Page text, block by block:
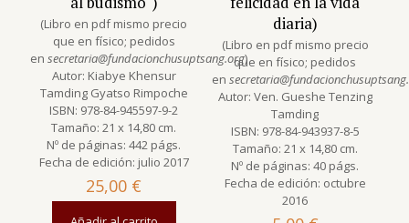
(Libro en pdf mismo precio
que en físico; pedidos
en secretaria@fundacionchusuptsang.org)
Autor: Kiabye Khensur
Tamding Gyatso Rimpoche
ISBN: 978-84-945597-9-2
Tamaño: 21 x 14,80 cm.
Nº de páginas: 442 págs.
Fecha de edición: julio 2017
25,00 €
diaria)
(Libro en pdf mismo precio
que en físico; pedidos
en
Autor: Ven. Gueshe Tenzing
Tamding
ISBN: 978-84-943937-8-5
Tamaño: 21 x 14,80 cm.
Nº de páginas: 40 págs.
Fecha de edición: octubre
2016